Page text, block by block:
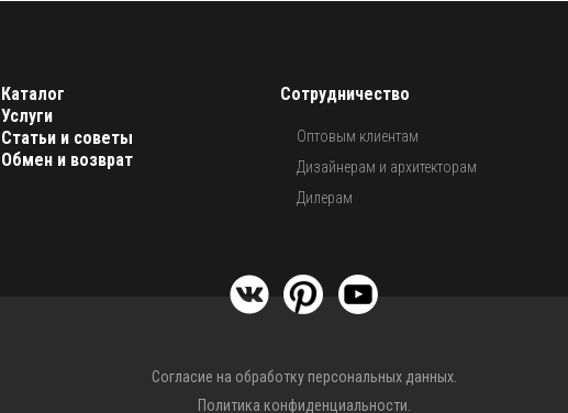
Каталог
Услуги
Статьи и советы
Обмен и возврат
Сотрудничество
Оптовым клиентам
Дизайнерам и архитекторам
Дилерам
Согласие на обработку персональных данных.
Политика конфиденциальности.